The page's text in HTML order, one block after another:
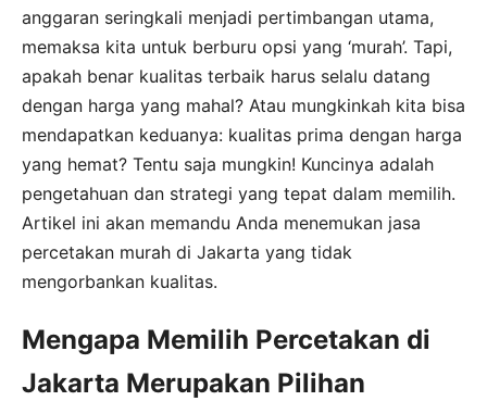
anggaran seringkali menjadi pertimbangan utama,
memaksa kita untuk berburu opsi yang ‘murah’. Tapi,
apakah benar kualitas terbaik harus selalu datang
dengan harga yang mahal? Atau mungkinkah kita bisa
mendapatkan keduanya: kualitas prima dengan harga
yang hemat? Tentu saja mungkin! Kuncinya adalah
pengetahuan dan strategi yang tepat dalam memilih.
Artikel ini akan memandu Anda menemukan jasa
percetakan murah di Jakarta yang tidak
mengorbankan kualitas.
Mengapa Memilih Percetakan di
Jakarta Merupakan Pilihan